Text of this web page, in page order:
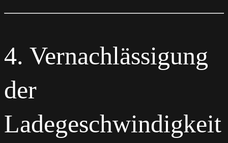
4. Vernachlässigung
der
Ladegeschwindigkeit